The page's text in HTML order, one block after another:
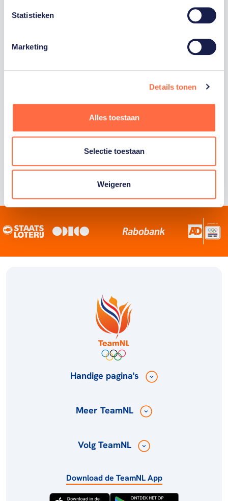
Statistieken
Marketing
Details tonen
Alles toestaan
Selectie toestaan
Weigeren
Trotse hoofdsponsor
Staatsloterij is trotse hoofdsponsor van
sportiefste land van de wereld maken.
Handige pagina's
Meer TeamNL
Volg TeamNL
Download de TeamNL App